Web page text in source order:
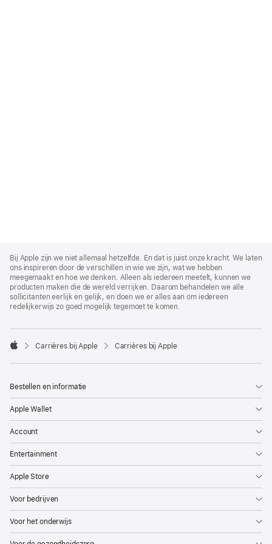
Footer
Bij Apple zijn we niet allemaal hetzelfde. En dat is juist onze kracht. We laten
ons inspireren door de verschillen in wie we zijn, wat we hebben
meegemaakt en hoe we denken. Alleen als iedereen meetelt, kunnen we
producten maken die de wereld verrijken. Daarom behandelen we alle
sollicitanten eerlijk en gelijk, en doen we er alles aan om iedereen
redelijkerwijs zo goed mogelijk tegemoet te komen.

Carrières bij Apple Carrières bij Apple
Bestellen en informatie
Apple Wallet
Account
Entertainment
Apple Store
Voor bedrijven
Voor het onderwijs